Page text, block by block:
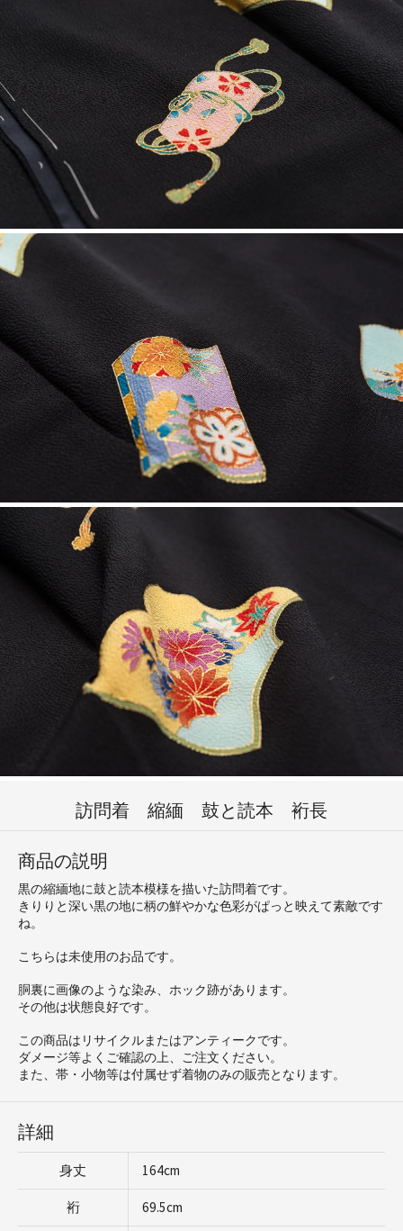
訪問着 縮緬 鼓と読本 裄長
商品の説明
黒の縮緬地に鼓と読本模様を描いた訪問着です。
きりりと深い黒の地に柄の鮮やかな色彩がぱっと映えて素敵です
ね。
こちらは未使用のお品です。
胴裏に画像のような染み、ホック跡があります。
その他は状態良好です。
この商品はリサイクルまたはアンティークです。
ダメージ等よくご確認の上、ご注文ください。
また、帯・小物等は付属せず着物のみの販売となります。
詳細
身丈 164cm
裄 69.5cm